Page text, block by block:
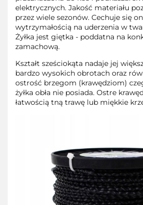
elektrycznych. Jakość materiału
przez wiele sezonów. Cechuje się
wytrzymałością na uderzenia w
Żyłka jest giętka - poddatna na
zamachową.
Kształt sześciokąta nadaje jej
bardzo wysokich obrotach oraz
ostrość brzegom (krawędziom)
żyłka obła nie posiada. Ostre
łatwością tną trawę lub miękkie